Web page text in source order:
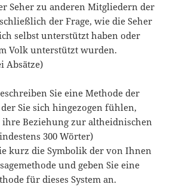
Seher zu anderen Mitgliedern der
der Frage, wie die Seher
selbst unterstützt haben oder
Volk unterstützt wurden.
Absätze)
Sie eine Methode der
Sie sich hingezogen fühlen,
Beziehung zur altheidnischen
300 Wörter)
kurz die Symbolik der von Ihnen
und geben Sie eine
für dieses System an.